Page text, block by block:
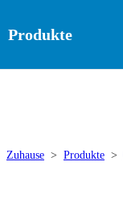
Zuhause > Produkte >
Produkte